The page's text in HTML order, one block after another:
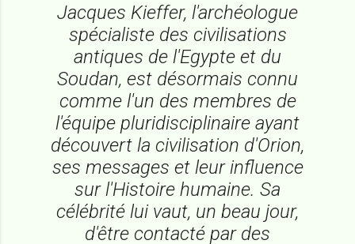
Jacques Kieffer, l'archéologue
spécialiste des civilisations
antiques de l'Egypte et du
Soudan, est désormais connu
comme l'un des membres de
l'équipe pluridisciplinaire ayant
découvert la civilisation d'Orion,
ses messages et leur influence
sur l'Histoire humaine. Sa
célébrité lui vaut, un beau jour,
d'être contacté par des